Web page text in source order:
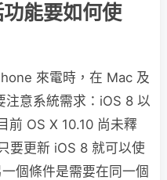
能要如何使
來電時，在 Mac 及
注意系統需求：iOS 8 以
前 OS X 10.10 尚未釋
要更新 iOS 8 就可以使
個條件是需要在同一個